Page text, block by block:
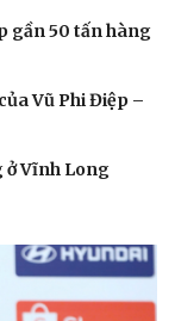
gần 50 tấn hàng
Vũ Phi Điệp –
ở Vĩnh Long